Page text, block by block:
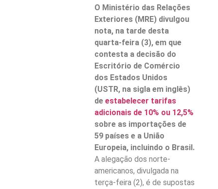
O Ministério das Relações
Exteriores (MRE) divulgou
nota, na tarde desta
quarta-feira (3), em que
contesta a decisão do
Escritório de Comércio
dos Estados Unidos
(USTR, na sigla em inglês)
de estabelecer tarifas
adicionais de 10% ou 12,5%
sobre as importações de
59 países e a União
Europeia, incluindo o Brasil.
A alegação dos norte-
americanos, divulgada na
terça-feira (2), é de supostas